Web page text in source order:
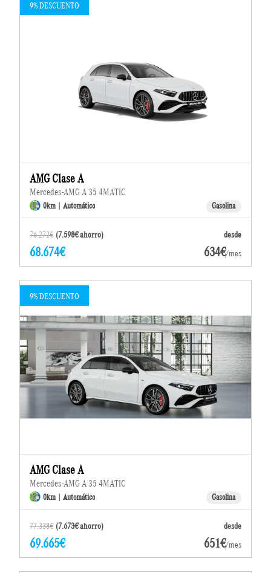
9% DESCUENTO
AMG Clase A
Mercedes-AMG A 35 4MATIC
0km | Automático Gasolina
76.272€ (7.598€ ahorro) desde
68.674€ 634€/mes
9% DESCUENTO
AMG Clase A
Mercedes-AMG A 35 4MATIC
0km | Automático Gasolina
77.338€ (7.673€ ahorro) desde
69.665€ 651€/mes